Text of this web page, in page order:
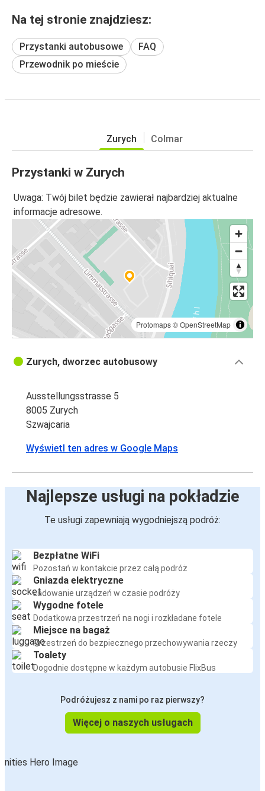
Na tej stronie znajdziesz:
Przystanki autobusowe
FAQ
Przewodnik po mieście
Zurych Colmar
Przystanki w Zurych
Uwaga: Twój bilet będzie zawierał najbardziej aktualne
informacje adresowe.
Protomaps©OpenStreetMap
Zurych, dworzec autobusowy
Ausstellungsstrasse 5
8005 Zurych
Szwajcaria
Wyświetl ten adres w Google Maps
Najlepsze usługi na pokładzie
Te usługi zapewniają wygodniejszą podróż:
Bezpłatne WiFi
Pozostań w kontakcie przez całą podróż
Gniazda elektryczne
Ładowanie urządzeń w czasie podróży
Wygodne fotele
Dodatkowa przestrzeń na nogi i rozkładane fotele
Miejsce na bagaż
Przestrzeń do bezpiecznego przechowywania rzeczy
Toalety
Dogodnie dostępne w każdym autobusie FlixBus
Podróżujesz z nami po raz pierwszy?
Więcej o naszych usługach